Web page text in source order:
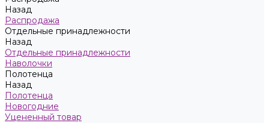
Назад
Распродажа
Отдельные принадлежности
Назад
Отдельные принадлежности
Наволочки
Полотенца
Назад
Полотенца
Новогодние
Уцененный товар